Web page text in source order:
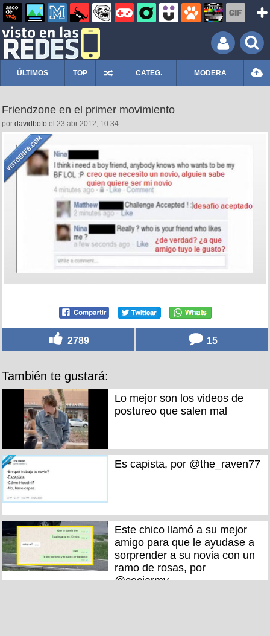
ÚLTIMOS TOP CATEG. MODERA
Friendzone en el primer movimiento
por davidbofo el 23 abr 2012, 10:34
2789 15
También te gustará:
Lo mejor son los videos de
postureo que salen mal
Es capista, por @the_raven77
Este chico llamó a su mejor
amigo para que le ayudase a
sorprender a su novia con un
ramo de rosas, por
@ceciarmy